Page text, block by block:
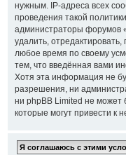
нужным. IP-адреса всех
проведения такой
администраторы форумов
удалить,
любое время по своему
тем, что введённая вами
Хотя эта информация не
разрешения, ни
ни phpBB Limited не может
которые могут привести к